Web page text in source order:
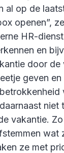
al op de
openen”,
HR-
en
door de
geven en
niet
vakantie.
wat
ze met